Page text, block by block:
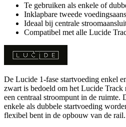
Te gebruiken als enkele of
Inklapbare tweede
Ideaal bij centrale
Compatibel met alle Lucide
De Lucide 1-fase startvoeding enkel
zwart is bedoeld om het Lucide Track
een centraal stroompunt in de ruimte.
enkele als dubbele startvoeding
flexibel bent in de opbouw van de rail.